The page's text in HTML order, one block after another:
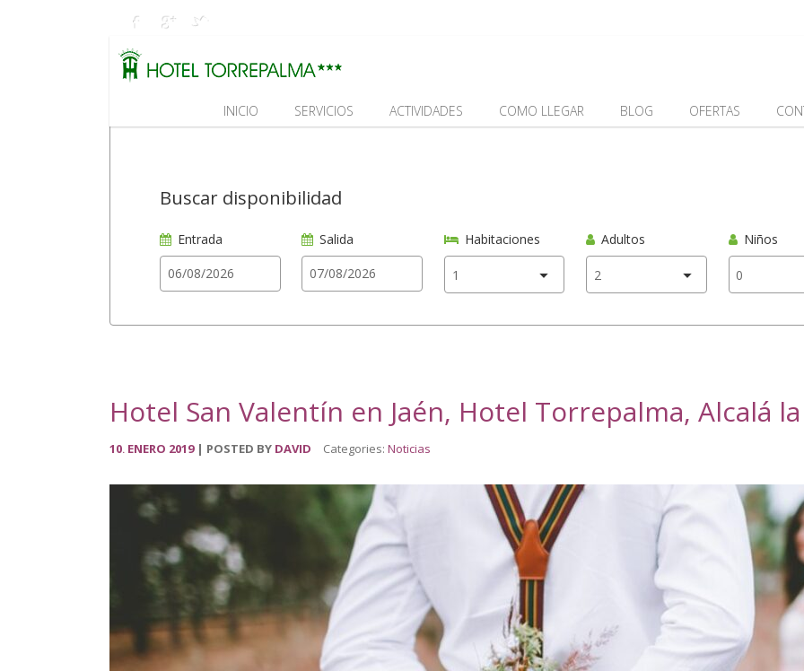
INICIO SERVICIOS ACTIVIDADES COMO LLEGAR BLOG OFERTAS
Buscar disponibilidad
Entrada Salida Habitaciones Adultos Niños
Hotel San Valentín en Jaén, Hotel Torrepalma, Alcalá
10. ENERO 2019 POSTED BY DAVID Categories: Noticias